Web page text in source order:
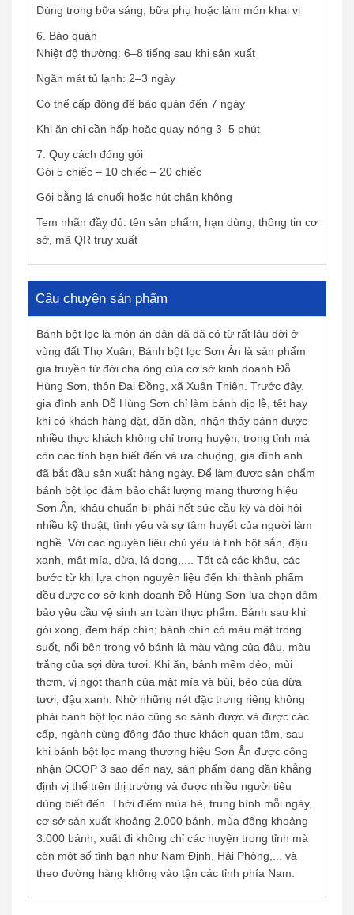
Dùng trong bữa sáng, bữa phụ hoặc làm món khai vị
6. Bảo quản
Nhiệt độ thường: 6–8 tiếng sau khi sản xuất
Ngăn mát tủ lạnh: 2–3 ngày
Có thể cấp đông để bảo quản đến 7 ngày
Khi ăn chỉ cần hấp hoặc quay nóng 3–5 phút
7. Quy cách đóng gói
Gói 5 chiếc – 10 chiếc – 20 chiếc
Gói bằng lá chuối hoặc hút chân không
Tem nhãn đầy đủ: tên sản phẩm, hạn dùng, thông tin cơ
sở, mã QR truy xuất
Câu chuyện sản phẩm
Bánh bột lọc là món ăn dân dã đã có từ rất lâu đời ở
vùng đất Thọ Xuân; Bánh bột lọc Sơn Ân là sản phẩm
gia truyền từ đời cha ông của cơ sở kinh doanh Đỗ
Hùng Sơn, thôn Đại Đồng, xã Xuân Thiên. Trước đây,
gia đình anh Đỗ Hùng Sơn chỉ làm bánh dịp lễ, tết hay
khi có khách hàng đặt, dần dần, nhận thấy bánh được
nhiều thực khách không chỉ trong huyện, trong tỉnh mà
còn các tỉnh bạn biết đến và ưa chuộng, gia đình anh
đã bắt đầu sản xuất hàng ngày. Để làm được sản phẩm
bánh bột lọc đảm bảo chất lượng mang thương hiệu
Sơn Ân, khâu chuẩn bị phải hết sức cầu kỳ và đòi hỏi
nhiều kỹ thuật, tình yêu và sự tâm huyết của người làm
nghề. Với các nguyên liệu chủ yếu là tinh bột sắn, đậu
xanh, mật mía, dừa, lá dong,.... Tất cả các khâu, các
bước từ khi lựa chọn nguyên liệu đến khi thành phẩm
đều được cơ sở kinh doanh Đỗ Hùng Sơn lựa chọn đảm
bảo yêu cầu vệ sinh an toàn thực phẩm. Bánh sau khi
gói xong, đem hấp chín; bánh chín có màu mật trong
suốt, nổi bên trong vỏ bánh là màu vàng của đậu, màu
trắng của sợi dừa tươi. Khi ăn, bánh mềm dẻo, mùi
thơm, vị ngọt thanh của mật mía và bùi, béo của dừa
tươi, đậu xanh. Nhờ những nét đặc trưng riêng không
phải bánh bột lọc nào cũng so sánh được và được các
cấp, ngành cùng đông đảo thực khách quan tâm, sau
khi bánh bột lọc mang thương hiệu Sơn Ân được công
nhận OCOP 3 sao đến nay, sản phẩm đang dần khẳng
định vị thế trên thị trường và được nhiều người tiêu
dùng biết đến. Thời điểm mùa hè, trung bình mỗi ngày,
cơ sở sản xuất khoảng 2.000 bánh, mùa đông khoảng
3.000 bánh, xuất đi không chỉ các huyện trong tỉnh mà
còn một số tỉnh bạn như Nam Định, Hải Phòng,... và
theo đường hàng không vào tận các tỉnh phía Nam.